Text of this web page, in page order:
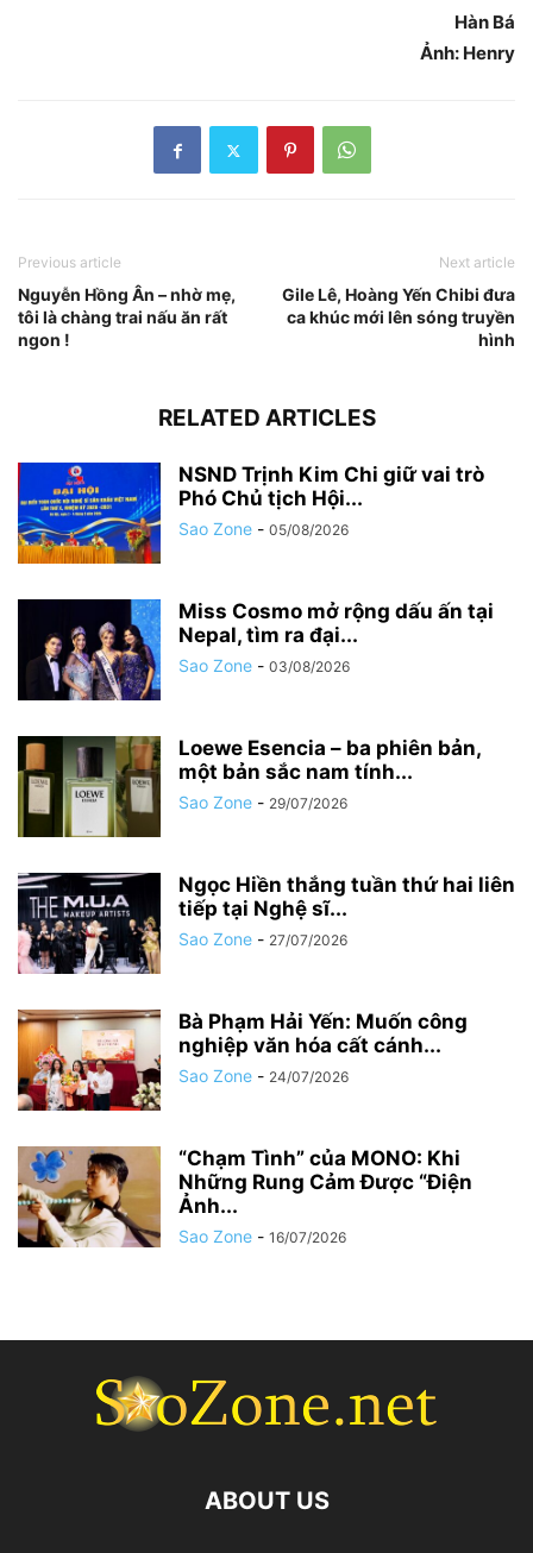
Hàn Bá
Ảnh: Henry
Previous article
Nguyễn Hồng Ân – nhờ mẹ,
tôi là chàng trai nấu ăn rất
ngon !
Next article
Gile Lê, Hoàng Yến Chibi đưa
ca khúc mới lên sóng truyền
hình
RELATED ARTICLES
NSND Trịnh Kim Chi giữ vai trò
Phó Chủ tịch Hội...
Sao Zone - 05/08/2026
Miss Cosmo mở rộng dấu ấn tại
Nepal, tìm ra đại...
Sao Zone - 03/08/2026
Loewe Esencia – ba phiên bản,
một bản sắc nam tính...
Sao Zone - 29/07/2026
Ngọc Hiền thắng tuần thứ hai liên
tiếp tại Nghệ sĩ...
Sao Zone - 27/07/2026
Bà Phạm Hải Yến: Muốn công
nghiệp văn hóa cất cánh...
Sao Zone - 24/07/2026
“Chạm Tình” của MONO: Khi
Những Rung Cảm Được “Điện
Ảnh...
Sao Zone - 16/07/2026
ABOUT US